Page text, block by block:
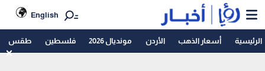
English
الرئيسية أسعار الذهب الأردن مونديال 2026 فلسطين طقس